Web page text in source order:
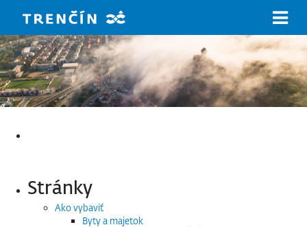
Stránky
Ako vybaviť
Byty a majetok